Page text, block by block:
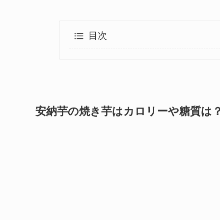
目次
安納芋の焼き芋はカロリーや糖質は